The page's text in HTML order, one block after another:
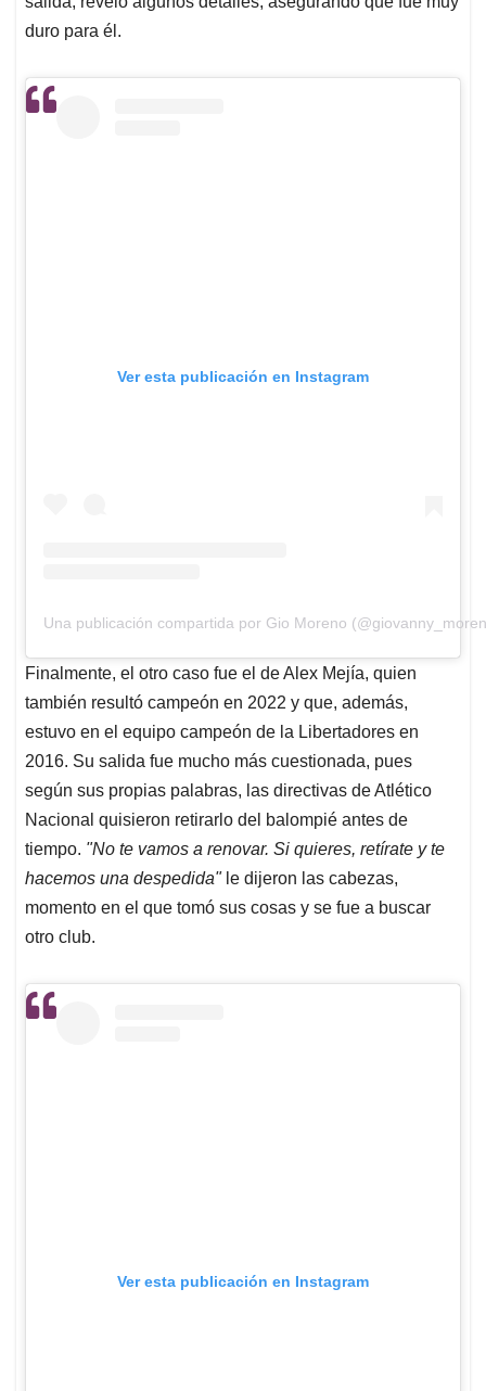
duro para él.
Ver esta publicación en Instagram
Una publicación compartida por Gio Moreno
Finalmente, el otro caso fue el de Alex Mejía, quien
también resultó campeón en 2022 y que, además,
estuvo en el equipo campeón de la Libertadores en
2016. Su salida fue mucho más cuestionada, pues
según sus propias palabras, las directivas de Atlético
Nacional quisieron retirarlo del balompié antes de
tiempo. "No te vamos a renovar. Si quieres, retírate y te
hacemos una despedida"le dijeron las cabezas,
momento en el que tomó sus cosas y se fue a buscar
otro club.
Ver esta publicación en Instagram